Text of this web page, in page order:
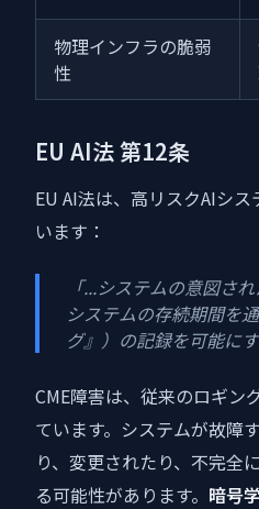
物理インフラの脆弱
性
EU AI法 第12条
EU AI法は、高リスクAIシ
います：
「...システムの意図さ
システムの存続期間を
グ』）の記録を可能に
CME障害は、従来のロギン
ています。システムが故障
り、変更されたり、不完全
る可能性があります。 暗号